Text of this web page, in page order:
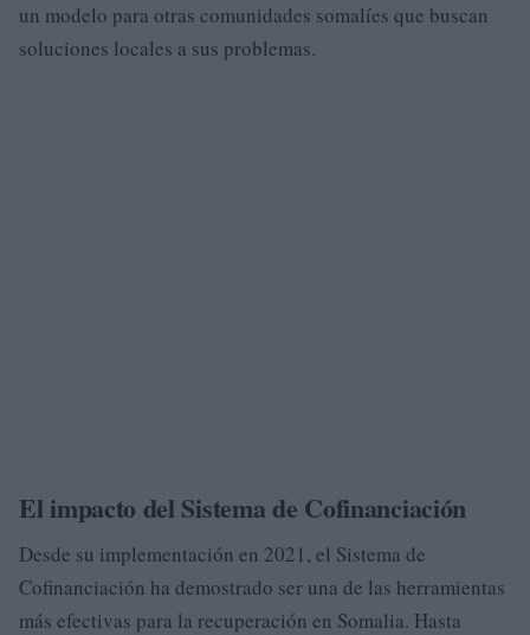
un modelo para otras comunidades somalíes que buscan
soluciones locales a sus problemas.
El impacto del Sistema de Cofinanciación
Desde su implementación en 2021, el Sistema de
Cofinanciación ha demostrado ser una de las herramientas
más efectivas para la recuperación en Somalia. Hasta